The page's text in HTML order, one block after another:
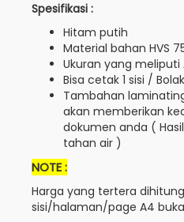
Spesifikasi :
Hitam putih
Material bahan HVS
Ukuran yang meliputi
Bisa cetak 1 sisi /
Tambahan
akan memberikan
dokumen anda (
tahan air )
NOTE :
Harga yang tertera
sisi/halaman/page A4